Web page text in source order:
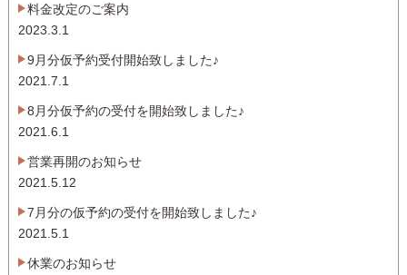
料金改定のご案内
2023.3.1
9月分仮予約受付開始致しました♪
2021.7.1
8月分仮予約の受付を開始致しました♪
2021.6.1
営業再開のお知らせ
2021.5.12
7月分の仮予約の受付を開始致しました♪
2021.5.1
休業のお知らせ